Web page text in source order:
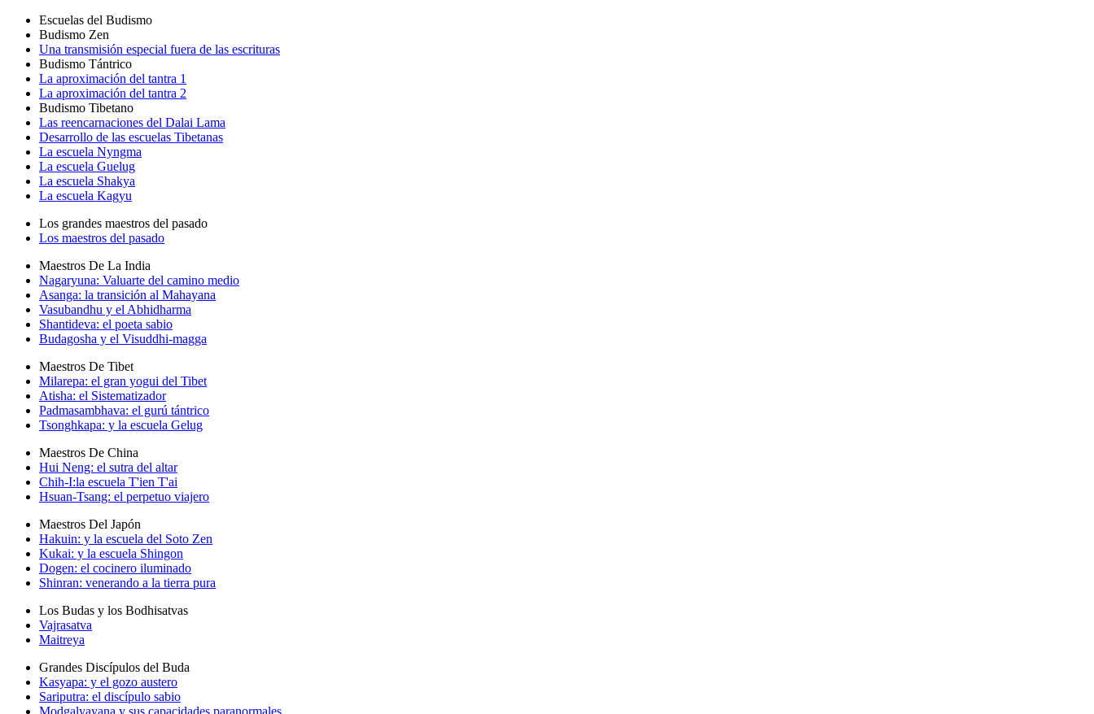
Escuelas del Budismo
Budismo Zen
Una transmisión especial fuera de las escrituras
Budismo Tántrico
La aproximación del tantra 1
La aproximación del tantra 2
Budismo Tibetano
Las reencarnaciones del Dalai Lama
Desarrollo de las escuelas Tibetanas
La escuela Nyngma
La escuela Guelug
La escuela Shakya
La escuela Kagyu
Los grandes maestros del pasado
Los maestros del pasado
Maestros De La India
Nagaryuna: Valuarte del camino medio
Asanga: la transición al Mahayana
Vasubandhu y el Abhidharma
Shantideva: el poeta sabio
Budagosha y el Visuddhi-magga
Maestros De Tibet
Milarepa: el gran yogui del Tibet
Atisha: el Sistematizador
Padmasambhava: el gurú tántrico
Tsonghkapa: y la escuela Gelug
Maestros De China
Hui Neng: el sutra del altar
Chih-I:la escuela T'ien T'ai
Hsuan-Tsang: el perpetuo viajero
Maestros Del Japón
Hakuin: y la escuela del Soto Zen
Kukai: y la escuela Shingon
Dogen: el cocinero iluminado
Shinran: venerando a la tierra pura
Los Budas y los Bodhisatvas
Vajrasatva
Maitreya
Grandes Discípulos del Buda
Kasyapa: y el gozo austero
Sariputra: el discípulo sabio
Modgalyayana y sus capacidades paranormales